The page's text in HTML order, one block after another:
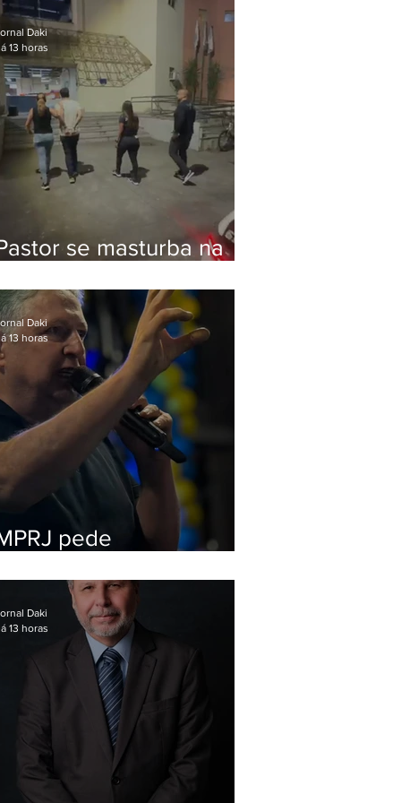
em Botafogo
se masturba na
na Zona Oeste
Daki
13 horas
pede
Daki
13 horas
Daki
13 horas